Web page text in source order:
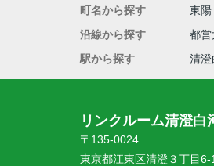
町名から探す
東陽
沿線から探す
都営
駅から探す
清澄
リンクルーム清澄
〒135-0024
東京都江東区清澄３丁目